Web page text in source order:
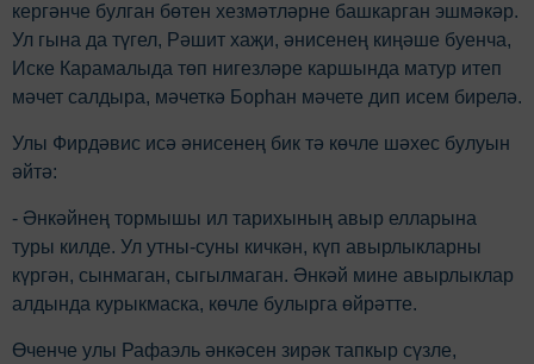
кергәнче булган бөтен хезмәтләрне башкарган эшмәкәр.
Ул гына да түгел, Рәшит хаҗи, әнисенең киңәше буенча,
Иске Карамалыда төп нигезләре каршында матур итеп
мәчет салдыра, мәчеткә Борhан мәчете дип исем бирелә.
Улы Фирдәвис исә әнисенең бик тә көчле шәхес булуын
әйтә:
- Әнкәйнең тормышы ил тарихының авыр елларына
туры килде. Ул утны-суны кичкән, күп авырлыкларны
күргән, сынмаган, сыгылмаган. Әнкәй мине авырлыклар
алдында курыкмаска, көчле булырга өйрәтте.
Өченче улы Рафаэль әнкәсен зирәк тапкыр сүзле,